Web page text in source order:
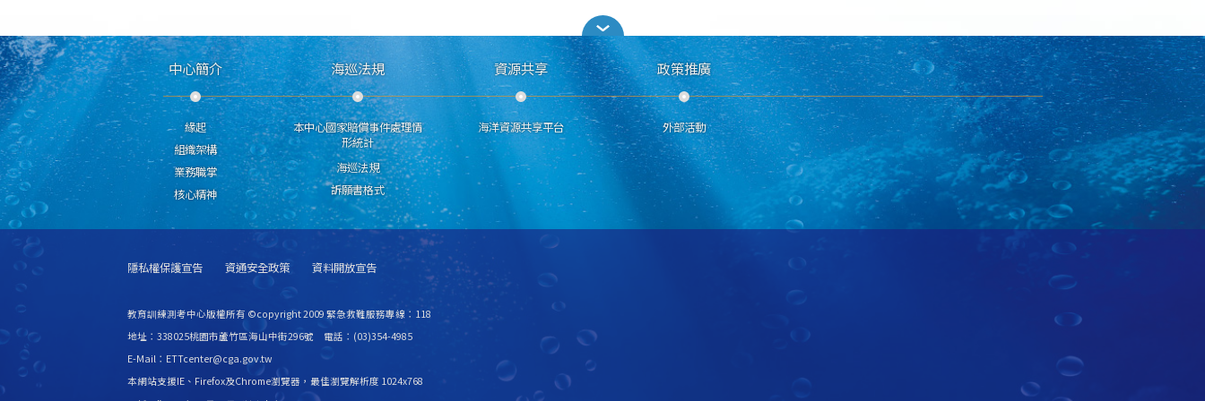
中心簡介
緣起
組織架構
業務職掌
核心精神
海巡法規
本中心國家賠償事件處理情
形統計
海巡法規
訴願書格式
資源共享
海洋資源共享平台
政策推廣
外部活動
隱私權保護宣告 資通安全政策 資料開放宣告
教育訓練測考中心版權所有 ©copyright 2009 緊急救難服務專線：118
地址：338025桃園市蘆竹區海山中街296號 電話：(03)354-4985
E-Mail：ETTcenter@cga.gov.tw
本網站支援IE、Firefox及Chrome瀏覽器，最佳瀏覽解析度 1024x768